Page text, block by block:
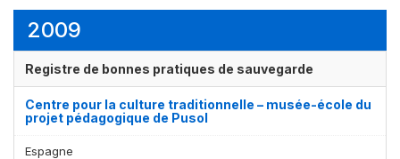
2009
Registre de bonnes pratiques de sauvegarde
Centre pour la culture traditionnelle – musée-école du
projet pédagogique de Pusol
Espagne